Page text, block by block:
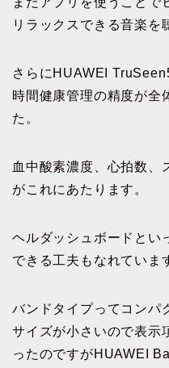
リラックスできる音楽を
さらにHUAWEI
時間健康管理の精度が全
た。
血中酸素濃度、心拍数、
がこれにあたります。
ヘルダッシュボードとい
できる工夫もなれていま
バンドタイプってコンパ
サイズが小さいので表示
ったのですがHUAWEI